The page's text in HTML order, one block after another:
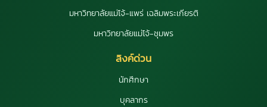
มหาวิทยาลัยแม่โจ้-แพร่ เฉลิมพระเกียรติ
มหาวิทยาลัยแม่โจ้-ชุมพร
ลิงค์ด่วน
นักศึกษา
บุคลากร